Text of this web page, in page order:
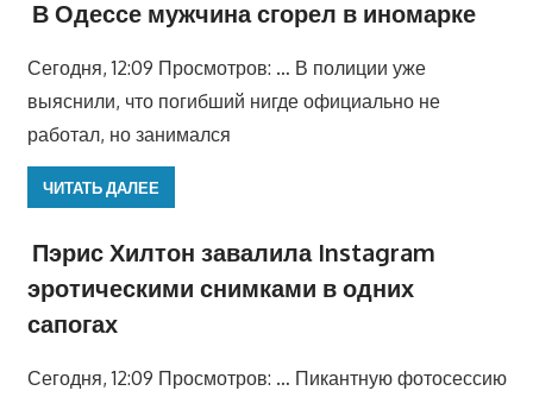
В Одессе мужчина сгорел в иномарке
Сегодня, 12:09 Просмотров: … В полиции уже
выяснили, что погибший нигде официально не
работал, но занимался
ЧИТАТЬ ДАЛЕЕ
Пэрис Хилтон завалила Instagram
эротическими снимками в одних
сапогах
Сегодня, 12:09 Просмотров: … Пикантную фотосессию